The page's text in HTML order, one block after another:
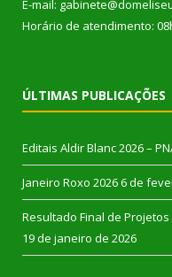
E-mail:
Horário de atendimento:
ÚLTIMAS PUBLICAÇÕES
Editais Aldir Blanc 2026 –
Janeiro Roxo 2026 6 de
Resultado Final de
19 de janeiro de 2026